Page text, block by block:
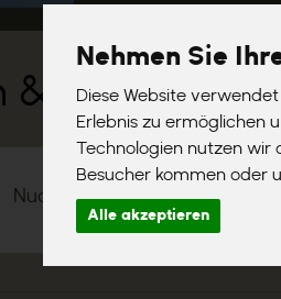
Nehmen Sie
Diese Website
Erlebnis zu ermöglichen
Technologien nutzen wir
Besucher kommen oder
Alle akzeptieren
& Reis 50 von 1367
Nudeln